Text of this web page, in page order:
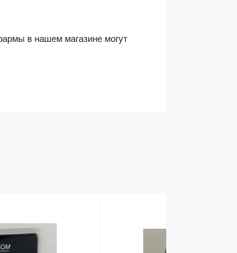
в нашем магазине могут